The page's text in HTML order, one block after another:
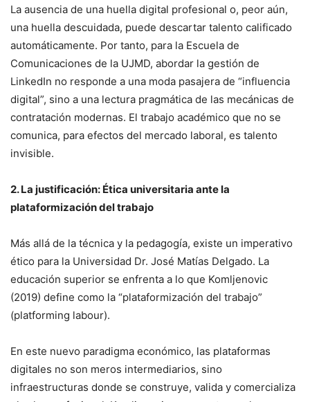
La ausencia de una huella digital profesional o, peor aún,
una huella descuidada, puede descartar talento calificado
automáticamente. Por tanto, para la Escuela de
Comunicaciones de la UJMD, abordar la gestión de
LinkedIn no responde a una moda pasajera de “influencia
digital”, sino a una lectura pragmática de las mecánicas de
contratación modernas. El trabajo académico que no se
comunica, para efectos del mercado laboral, es talento
invisible.
2. La justificación: Ética universitaria ante la
plataformización del trabajo
Más allá de la técnica y la pedagogía, existe un imperativo
ético para la Universidad Dr. José Matías Delgado. La
educación superior se enfrenta a lo que Komljenovic
(2019) define como la “plataformización del trabajo”
(platforming labour).
En este nuevo paradigma económico, las plataformas
digitales no son meros intermediarios, sino
infraestructuras donde se construye, valida y comercializa